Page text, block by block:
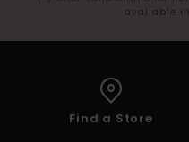
available
Find a Store